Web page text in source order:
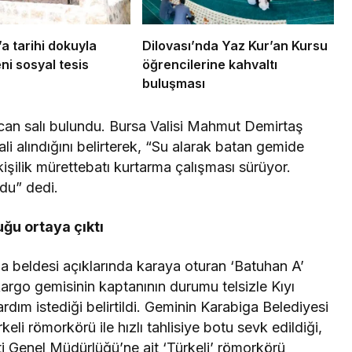
tarihi dokuyla
sosyal tesis
Dilovası’nda Yaz Kur’an Kursu
öğrencilerine kahvaltı
buluşması
salı bulundu. Bursa Valisi Mahmut Demirtaş
belirterek, “Su alarak batan gemide
mürettebatı kurtarma çalışması sürüyor.
dedi.
ortaya çıktı
açıklarında karaya oturan ‘Batuhan A’
gemisinin kaptanının durumu telsizle Kıyı
istediği belirtildi. Geminin Karabiga Belediyesi
römorkörü ile hızlı tahlisiye botu sevk edildiği,
Genel Müdürlüğü’ne ait ‘Türkeli’ römorkörü